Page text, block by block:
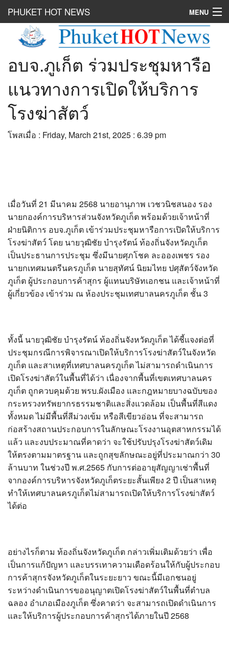
PHUKET HOT NEWS MENU
News
Hot
อยากบอกอยากเล่า
?>
อบจ.ภูเก็ต ร่วมประชุมหารือ
แนวทางการเปิดให้บริการ
โรงฆ่าสัตว์
โพสเมื่อ : Friday, March 21st, 2025 : 6.39 pm
เมื่อวันที่ 21 มีนาคม 2568 นายอานุภาพ เวชวนิชสนอง รอง
นายกองค์การบริหารส่วนจังหวัดภูเก็ต พร้อมด้วยเจ้าหน้าที่
ฝ่ายนิติการ อบจ.ภูเก็ต เข้าร่วมประชุมหารือการเปิดให้บริการ
โรงฆ่าสัตว์ โดย นายวุฒิชัย บำรุงรัตน์ ท้องถิ่นจังหวัดภูเก็ต
เป็นประธานการประชุม ซึ่งมีนายศุภโชค ละอองเพชร รอง
นายกเทศมนตรีนครภูเก็ต นายสุทัศน์ นิยมไทย ปศุสัตว์จังหวัด
ภูเก็ต ผู้ประกอบการค้าสุกร ผู้แทนบริษัทเอกชน และเจ้าหน้าที่
ผู้เกี่ยวข้อง เข้าร่วม ณ ห้องประชุมเทศบาลนครภูเก็ต ชั้น 3
ทั้งนี้ นายวุฒิชัย บำรุงรัตน์ ท้องถิ่นจังหวัดภูเก็ต ได้ชี้แจงต่อที่
ประชุมกรณีการพิจารณาเปิดให้บริการโรงฆ่าสัตว์ในจังหวัด
ภูเก็ต และสาเหตุที่เทศบาลนครภูเก็ต ไม่สามารถดำเนินการ
เปิดโรงฆ่าสัตว์ในพื้นที่ได้ว่า เนื่องจากพื้นที่เขตเทศบาลนคร
ภูเก็ต ถูกควบคุมด้วย พรบ.ผังเมือง และกฎหมายบางฉบับของ
กระทรวงทรัพยากรธรรมชาติและสิ่งแวดล้อม เป็นพื้นที่สีแดง
ทั้งหมด ไม่มีพื้นที่สีม่วงเข้ม หรือสีเขียวอ่อน ที่จะสามารถ
ก่อสร้างสถานประกอบการในลักษณะโรงงานอุตสาหกรรมได้
แล้ว และงบประมาณที่คาดว่า จะใช้ปรับปรุงโรงฆ่าสัตว์เดิม
ให้ตรงตามมาตรฐาน และถูกสุขลักษณะอยู่ที่ประมาณกว่า 30
ล้านบาท ในช่วงปี พ.ศ.2565 กับการต่ออายุสัญญาเช่าพื้นที่
จากองค์การบริหารจังหวัดภูเก็ตระยะสั้นเพียง 2 ปี เป็นสาเหตุ
ทำให้เทศบาลนครภูเก็ตไม่สามารถเปิดให้บริการโรงฆ่าสัตว์
ได้ต่อ
อย่างไรก็ตาม ท้องถิ่นจังหวัดภูเก็ต กล่าวเพิ่มเติมด้วยว่า เพื่อ
เป็นการแก้ปัญหา และบรรเทาความเดือดร้อนให้กับผู้ประกอบ
การค้าสุกรจังหวัดภูเก็ตในระยะยาว ขณะนี้มีเอกชนอยู่
ระหว่างดำเนินการขออนุญาตเปิดโรงฆ่าสัตว์ในพื้นที่ตำบล
ฉลอง อำเภอเมืองภูเก็ต ซึ่งคาดว่า จะสามารถเปิดดำเนินการ
และให้บริการผู้ประกอบการค้าสุกรได้ภายในปี 2568